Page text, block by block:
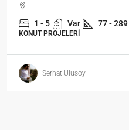
1 - 5 Var 77 - 289
KONUT PROJELERI
Serhat Ulusoy